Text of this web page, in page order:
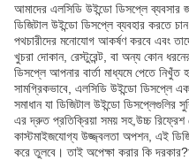
আমাদের এলসিডি উইন্ডো ডিসপ্লে ব্যবসার
ডিজিটাল উইন্ডো ডিসপ্লে ব্যবহার করতে
পথচারীদের মনোযোগ আকর্ষণ করবে এবং
খুচরা দোকান, রেস্টুরেন্ট, বা অন্য কোন
ডিসপ্লে আপনার বার্তা মাধ্যমে পেতে নিখুঁত
সামগ্রিকভাবে, এলসিডি উইন্ডো ডিসপ্লে
সমাধান যা ডিজিটাল উইন্ডো ডিসপ্লেগুলির
এর দ্রুত প্রতিক্রিয়া সময় সহ,উচ্চ রিফ্রেশ
কাস্টমাইজযোগ্য উজ্জ্বলতা অপশন, এই
করে তুলবে। তাই অপেক্ষা করার কি